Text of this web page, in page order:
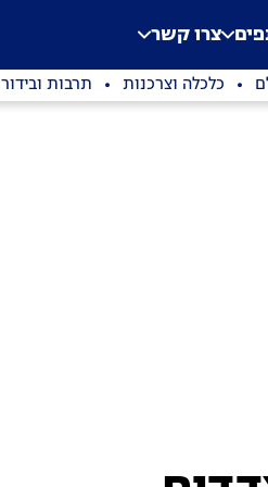
צרו קשר
כלכלה וצרכנות תרבות ובידור